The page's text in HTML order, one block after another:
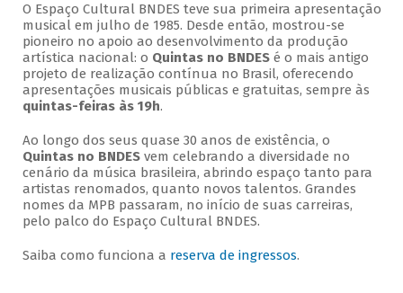
O Espaço Cultural BNDES teve sua primeira apresentação
musical em julho de 1985. Desde então, mostrou-se
pioneiro no apoio ao desenvolvimento da produção
artística nacional: o Quintas no BNDESé o mais antigo
projeto de realização contínua no Brasil, oferecendo
apresentações musicais públicas e gratuitas, sempre às
quintas-feiras às 19h.
Ao longo dos seus quase 30 anos de existência, o
Quintas no BNDESvem celebrando a diversidade no
cenário da música brasileira, abrindo espaço tanto para
artistas renomados, quanto novos talentos. Grandes
nomes da MPB passaram, no início de suas carreiras,
pelo palco do Espaço Cultural BNDES.
Saiba como funciona a reserva de ingressos.